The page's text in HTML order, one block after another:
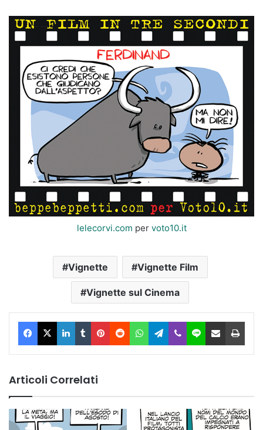
lelecorvi.com per voto10.it
Vignette Vignette Film
Vignette sul Cinema
Facebook
X LinkedIn
TumblrPinterest
RedditWhatsAppTelegram
ViberLine Condividi via Email
Articoli Correlati